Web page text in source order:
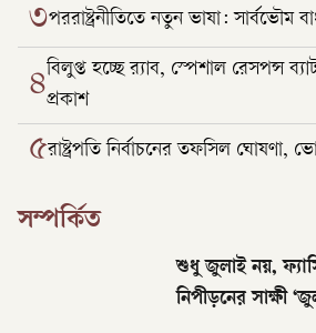
৩পররাষ্ট্রনীতিতে নতুন ভাষা: সার্বভৌম
৪বিলুপ্ত হচ্ছে র‍্যাব, স্পেশাল রেসপন্স
প্রকাশ
৫রাষ্ট্রপতি নির্বাচনের তফসিল ঘোষণা,
সম্পর্কিত
শুধু জুলাই নয়,
নিপীড়নের সাক্ষী